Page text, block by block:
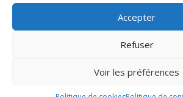
Accepter
Refuser
Voir les préférences